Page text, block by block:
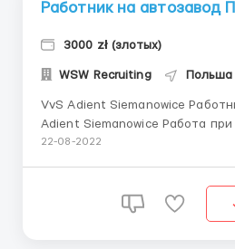
Работник на автозавод
3000 zł (злотых)
WSW Recruiting Польша
VvS Adient Siemanowice
Adient Siemanowice Работа при
элитных автомобильных
женщины, пары Возраст - до 50
22-08-2022